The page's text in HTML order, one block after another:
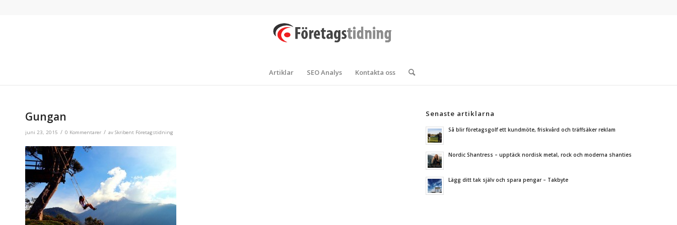
Artiklar SEO Analys Kontakta oss
Gungan
juni 23, 2015 / 0 Kommentarer / av Skribent Företagstidning
Senaste artiklarna
Så blir företagsgolf ett kundmöte, friskvård och träffsäker reklam
Nordic Shantress – upptäck nordisk metal, rock och moderna shanties
Lägg ditt tak själv och spara pengar – Takbyte